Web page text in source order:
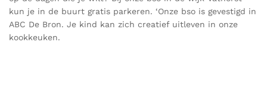
kun je in de buurt gratis parkeren. ‘Onze bso is gevestigd in
ABC De Bron. Je kind kan zich creatief uitleven in onze
kookkeuken.